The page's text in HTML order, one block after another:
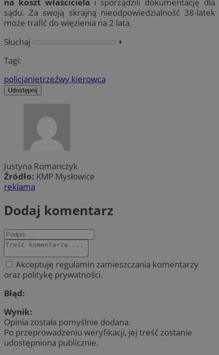
na koszt właściciela i sporządzili dokumentację dla
sądu. Za swoją skrajną nieodpowiedzialność 38-latek
może trafić do więzienia na 2 lata.
Słuchaj
⏵︎
Tagi:
policjanietrzeźwy kierowca
Udostępnij
Justyna Romanczyk
Źródło: KMP Mysłowice
reklama
Dodaj komentarz
Akceptuję regulamin zamieszczania komentarzy
oraz politykę prywatności.
Błąd:
Wynik:
Opinia została pomyślnie dodana.
Po przeprowadzeniu weryfikacji, jej treść zostanie
udostępniona publicznie.